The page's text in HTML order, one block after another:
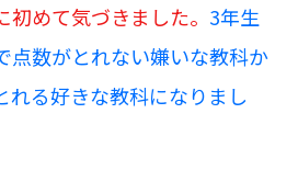
めて気づきました。 3年生
点数がとれない嫌いな教科か
れる好きな教科になりまし